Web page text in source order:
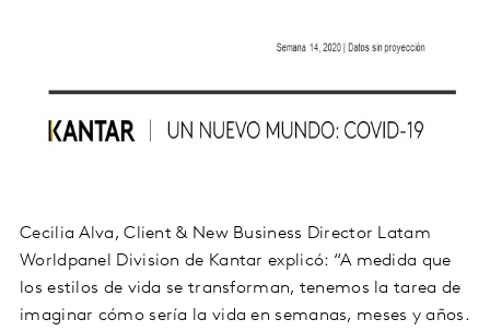
Cecilia Alva, Client & New Business Director Latam
Worldpanel Division de Kantar explicó: “A medida que
los estilos de vida se transforman, tenemos la tarea de
imaginar cómo sería la vida en semanas, meses y años.